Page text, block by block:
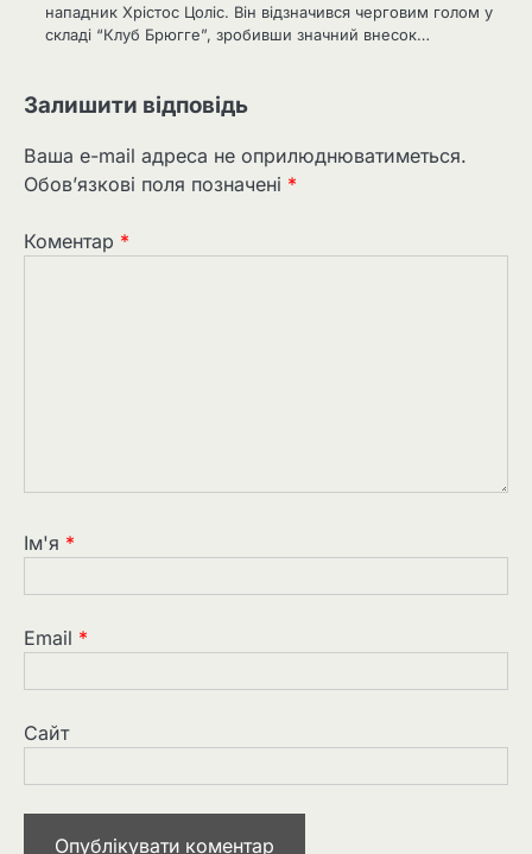
нападник Хрістос Цоліс. Він відзначився черговим голом у
складі “Клуб Брюгге”, зробивши значний внесок…
Залишити відповідь
Ваша e-mail адреса не оприлюднюватиметься.
Обов’язкові поля позначені *
Коментар *
Ім'я *
Email *
Сайт